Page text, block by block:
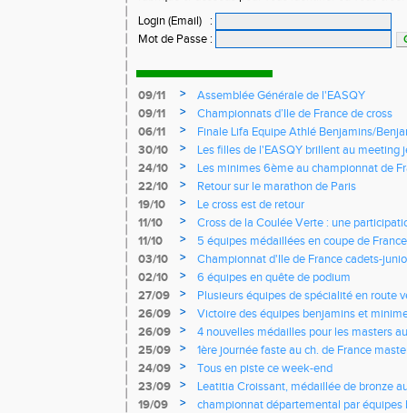
Login (Email)
:
Mot de Passe :
09/11 >
Assemblée Générale de l'EASQY
09/11
>
Championnats d’Ile de France de cross
06/11
>
Finale Lifa Equipe Athlé Benjamins/
30/10
>
Les filles de l'EASQY brillent au meeting
records du club battus
24/10 >
Les minimes 6ème au championnat de
22/10
>
Retour sur le marathon de Paris
19/10
>
Le cross est de retour
11/10
>
Cross de la Coulée Verte : une
Rendez-vous !
11/10 >
5 équipes médaillées en coupe de France
03/10
>
Championnat d'Ile de France cadets-
l'EASQY victorieuses
02/10 >
6 équipes en quête de podium
27/09
>
Plusieurs équipes de spécialité en route
France
26/09 >
Victoire des équipes benjamins et
Yvelines
26/09 >
4 nouvelles médailles pour les masters
25/09
>
1ère journée faste au ch. de France
d'argent
24/09 >
Tous en piste ce week-end
23/09
>
Leatitia Croissant, médaillée de bronze
de course de montagne
19/09 >
championnat départemental par